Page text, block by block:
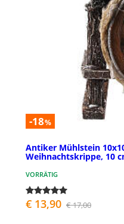
-18%
Antiker Mühlstein
Weihnachtskrippe, 10
VORRÄTIG
€ 13,90 € 17,00